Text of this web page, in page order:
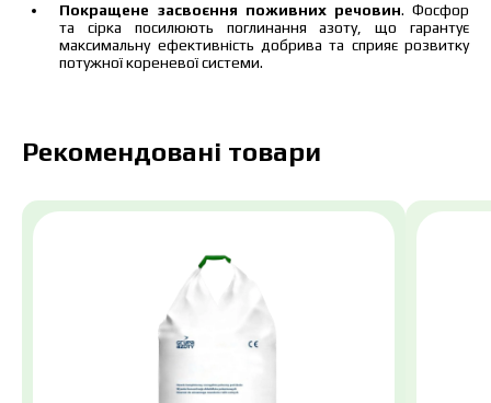
Покращене засвоєння поживних речовин. Фосфор
та сірка посилюють поглинання азоту, що гарантує
максимальну ефективність добрива та сприяє розвитку
потужної кореневої системи.
Рекомендовані товари